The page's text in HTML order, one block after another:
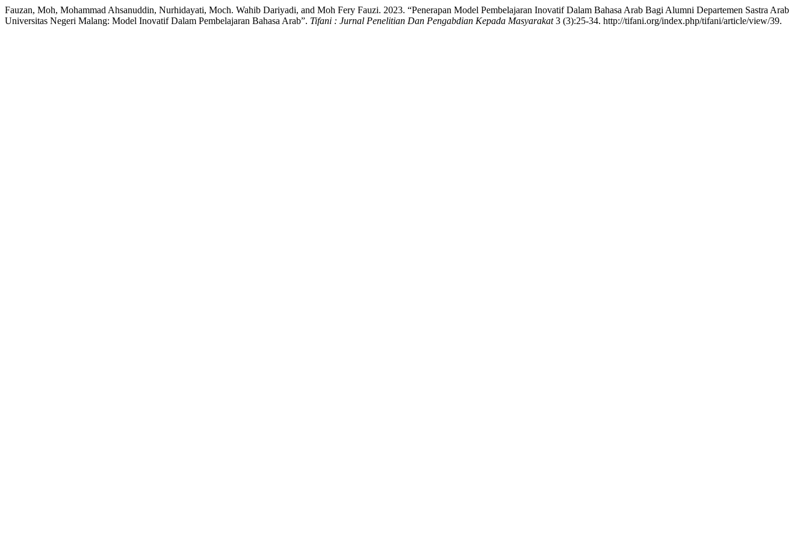
Fauzan, Moh, Mohammad Ahsanuddin, Nurhidayati, Moch. Wahib Dariyadi, and Moh Fery Fauzi. 2023. “Penerapan Model Pembelajaran Inovatif Dalam Bahasa Arab Bagi Alumni Departemen Sastra Arab
Universitas Negeri Malang: Model Inovatif Dalam Pembelajaran Bahasa Arab”. Tifani : Jurnal Penelitian Dan Pengabdian Kepada Masyarakat3 (3):25-34. http://tifani.org/index.php/tifani/article/view/39.